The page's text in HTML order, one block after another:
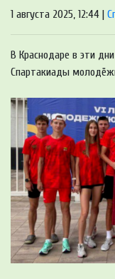
1 августа 2025, 12:44 |
В Краснодаре в эти
Спартакиады